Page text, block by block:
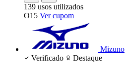
139 usos utilizados
O15 Ver cupom
Mizuno
Verificado
Destaque